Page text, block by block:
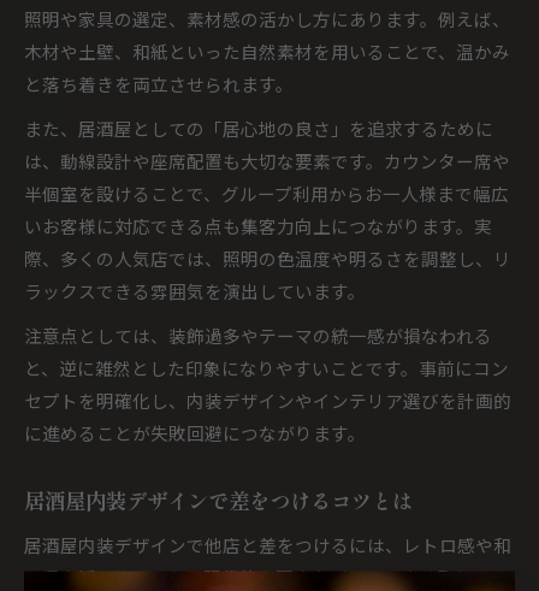
照明や家具の選定、素材感の活かし方にあります。例えば、
木材や土壁、和紙といった自然素材を用いることで、温かみ
と落ち着きを両立させられます。
また、居酒屋としての「居心地の良さ」を追求するために
は、動線設計や座席配置も大切な要素です。カウンター席や
半個室を設けることで、グループ利用からお一人様まで幅広
いお客様に対応できる点も集客力向上につながります。実
際、多くの人気店では、照明の色温度や明るさを調整し、リ
ラックスできる雰囲気を演出しています。
注意点としては、装飾過多やテーマの統一感が損なわれる
と、逆に雑然とした印象になりやすいことです。事前にコン
セプトを明確化し、内装デザインやインテリア選びを計画的
に進めることが失敗回避につながります。
居酒屋内装デザインで差をつけるコツとは
居酒屋内装デザインで他店と差をつけるには、レトロ感や和
の趣を活かしつつも、現代的な要素をバランスよく取り入れ